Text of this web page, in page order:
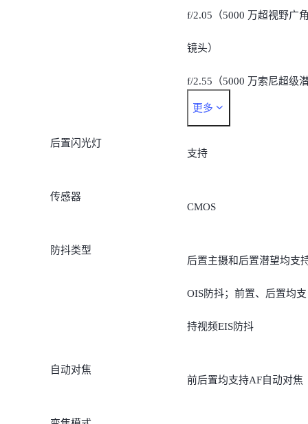
f/2.05（5000 万超视野广
镜头）
f/2.55（5000 万索尼超级
望长焦）
更多
后置闪光灯
支持
传感器
CMOS
防抖类型
后置主摄和后置潜望均支
OIS防抖；前置、后置均支
持视频EIS防抖
自动对焦
前后置均支持AF自动对焦